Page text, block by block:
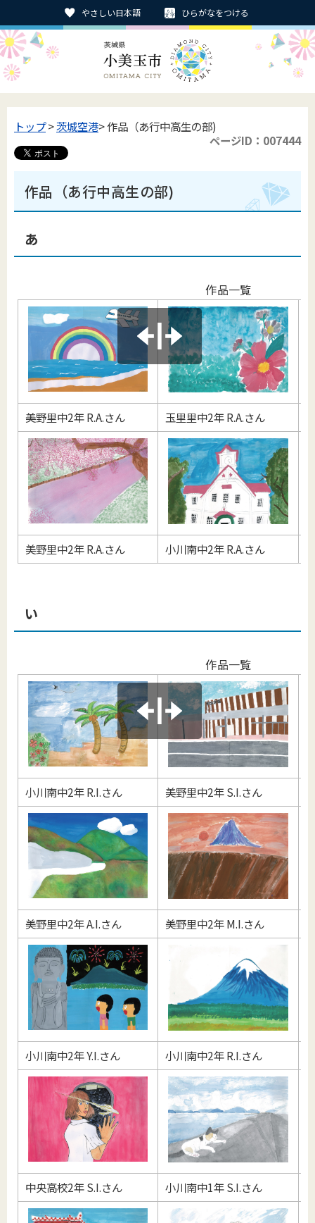
やさしい日本語 ひらがなをつける
トップ>茨城空港> 作品（あ行中高生の部)
ページID：007444
作品（あ行中高生の部)
あ
作品一覧
美野里中2年 R.A.さん 玉里里中2年 R.A.さん
美野里中2年 R.A.さん 小川南中2年 R.A.さん
い
作品一覧
小川南中2年 R.I.さん 美野里中2年 S.I.さん
美野里中2年 A.I.さん 美野里中2年 M.I.さん
小川南中2年 Y.I.さん 小川南中2年 R.I.さん
中央高校2年 S.I.さん 小川南中1年 S.I.さん